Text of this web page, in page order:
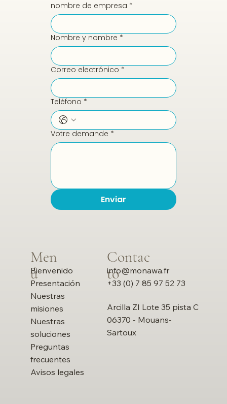
nombre de empresa *
Nombre y nombre *
Correo electrónico *
Teléfono *
Votre demande *
Enviar
Men
ú
Bienvenido
Presentación
Nuestras
misiones
Nuestras
soluciones
Preguntas
frecuentes
Avisos legales
Contac
to
info@monawa.fr
+33 (0) 7 85 97 52 73
Arcilla ZI Lote 35 pista C
06370 - Mouans-
Sartoux